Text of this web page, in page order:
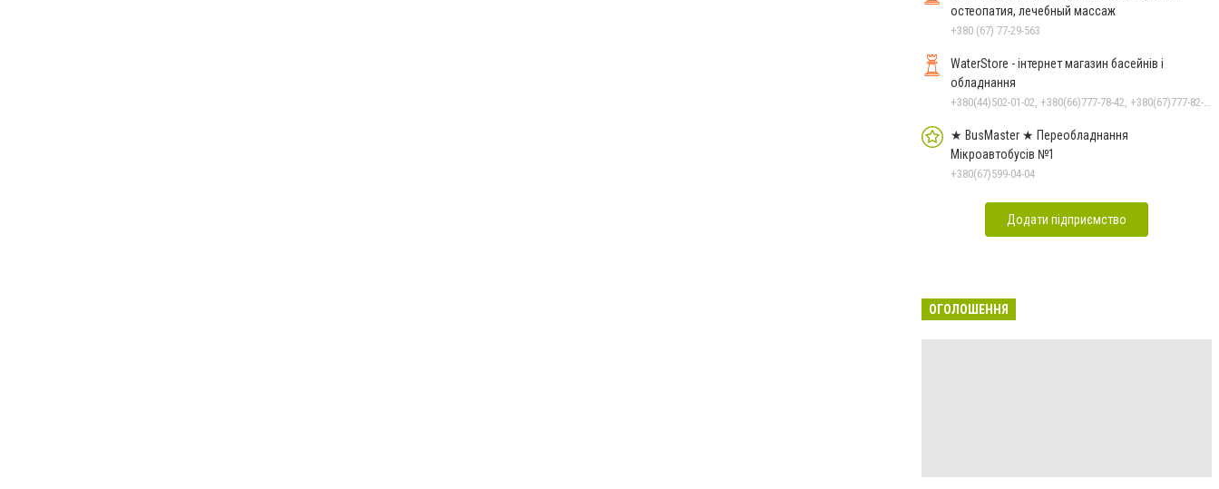
остеопатия, лечебный массаж
+380 (67) 77-29-563
WaterStore - інтернет магазин басейнів і
обладнання
★ BusMaster ★ Переобладнання
Мікроавтобусів №1
+380(67)599-04-04
Додати підприємство
ОГОЛОШЕННЯ